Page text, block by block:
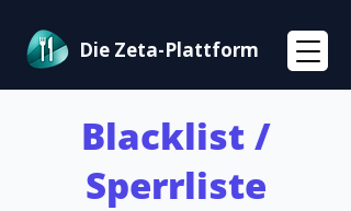
Die Zeta-Plattform
Blacklist /
Sperrliste